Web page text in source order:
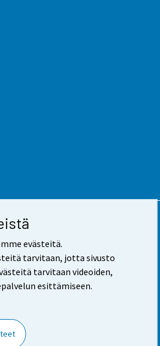
evästeitä.
tarvitaan, jotta sivusto
tarvitaan videoiden,
esittämiseen.